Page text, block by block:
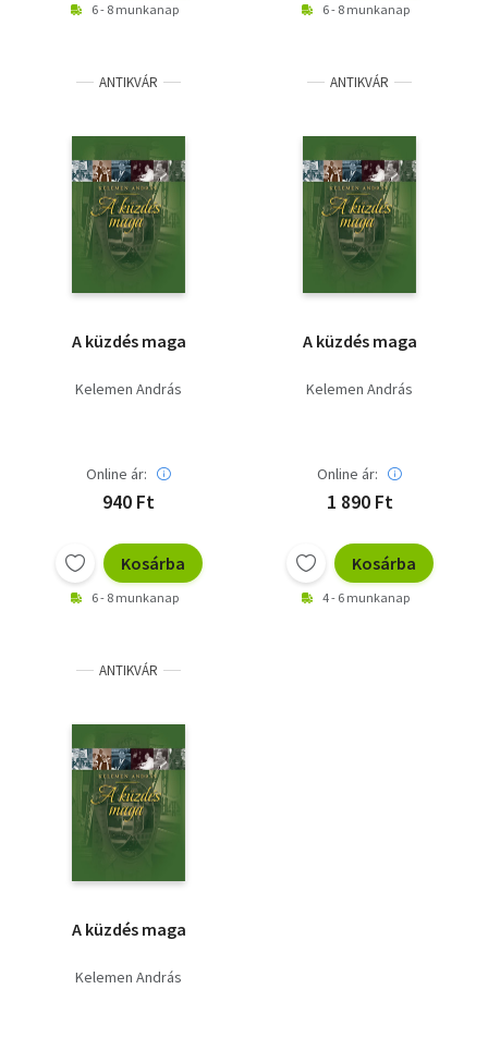
6 - 8 munkanap 6 - 8 munkanap
ANTIKVÁR
A küzdés maga
Kelemen András
Online ár:
940 Ft
Kosárba
6 - 8 munkanap
ANTIKVÁR
A küzdés maga
Kelemen András
Online ár:
1 890 Ft
Kosárba
4 - 6 munkanap
ANTIKVÁR
A küzdés maga
Kelemen András